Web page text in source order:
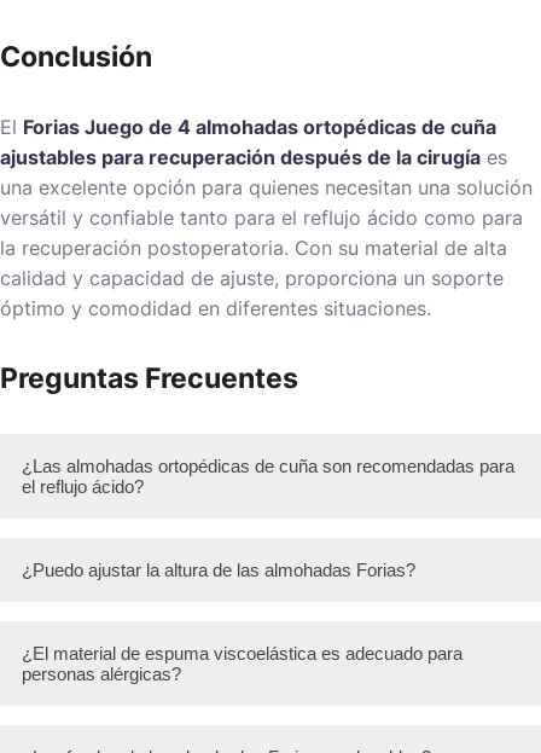
Conclusión
El Forias Juego de 4 almohadas ortopédicas de cuña
ajustables para recuperación después de la cirugía es
una excelente opción para quienes necesitan una solución
versátil y confiable tanto para el reflujo ácido como para
la recuperación postoperatoria. Con su material de alta
calidad y capacidad de ajuste, proporciona un soporte
óptimo y comodidad en diferentes situaciones.
Preguntas Frecuentes
¿Las almohadas ortopédicas de cuña son recomendadas para
el reflujo ácido?
¿Puedo ajustar la altura de las almohadas Forias?
¿El material de espuma viscoelástica es adecuado para
personas alérgicas?